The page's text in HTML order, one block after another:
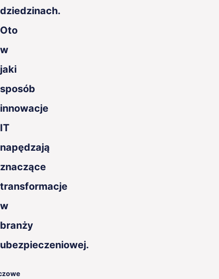
dziedzinach.
Oto
w
jaki
sposób
innowacje
IT
napędzają
znaczące
transformacje
w
branży
ubezpieczeniowej.